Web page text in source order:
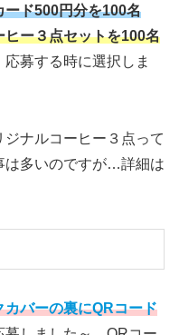
ード500円分を100名
ヒー３点セットを100名
募する時に選択しま
ナルコーヒー３点って
は多いのですが…詳細は
カバーの裏にQRコード